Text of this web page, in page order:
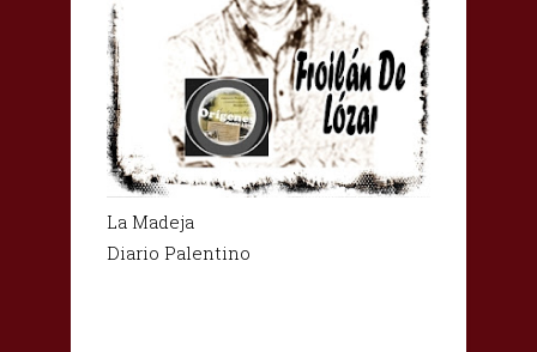
La Madeja
Diario Palentino